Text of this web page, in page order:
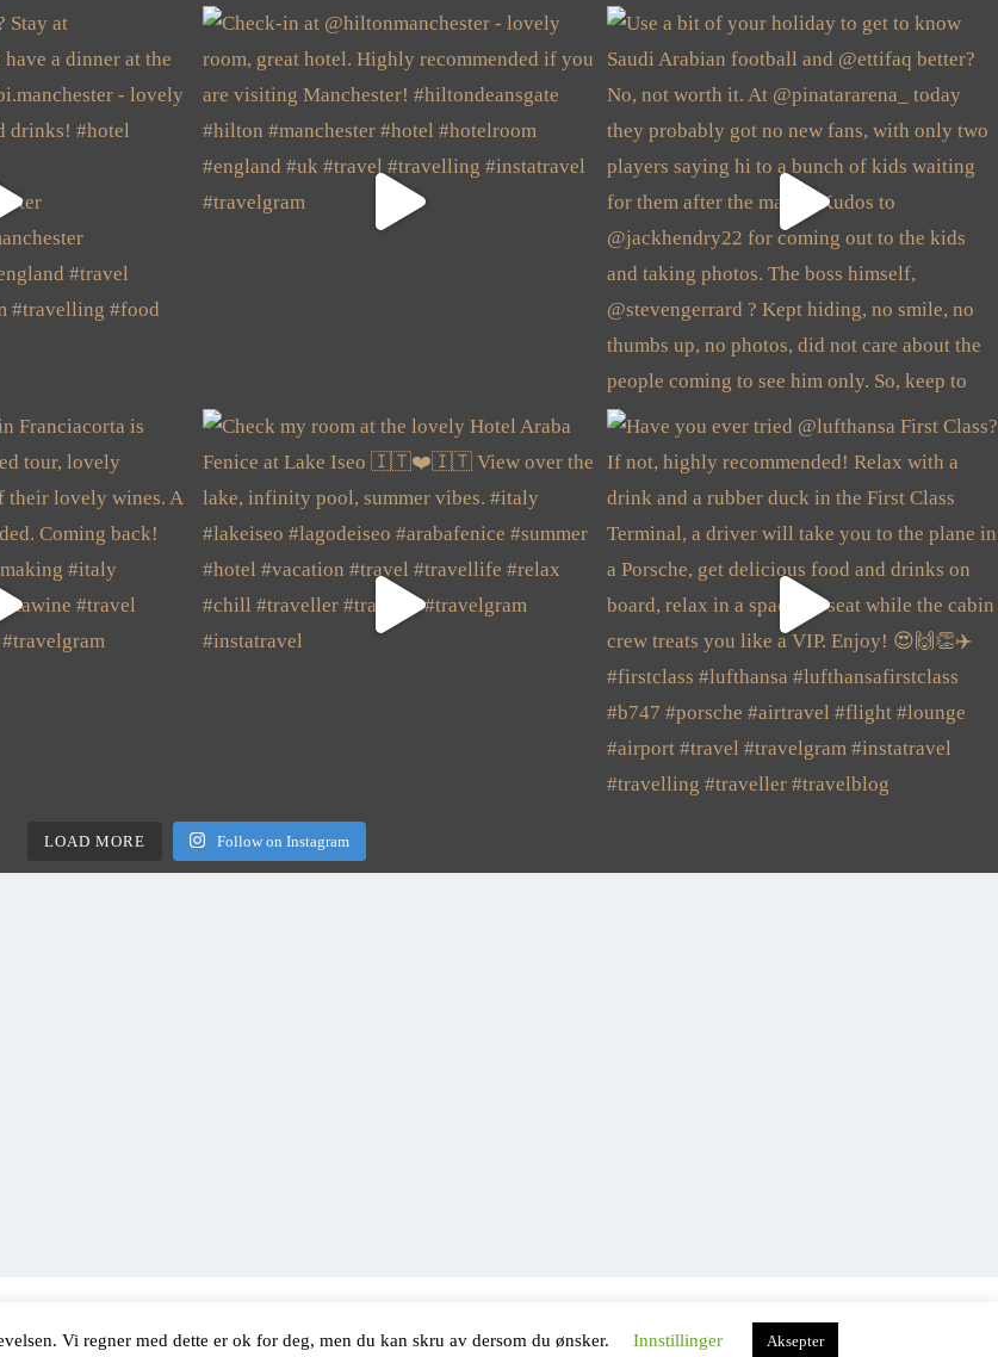
LOAD MORE Follow on Instagram
Vi regner med dette er ok for deg, men du kan skru av dersom du ønsker. Innstillinger Aksepter